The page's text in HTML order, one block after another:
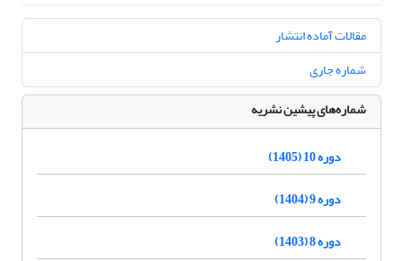
مقالات آماده انتشار
شماره جاری
شماره‌های پیشین نشریه
دوره 10 (1405)
دوره 9 (1404)
دوره 8 (1403)